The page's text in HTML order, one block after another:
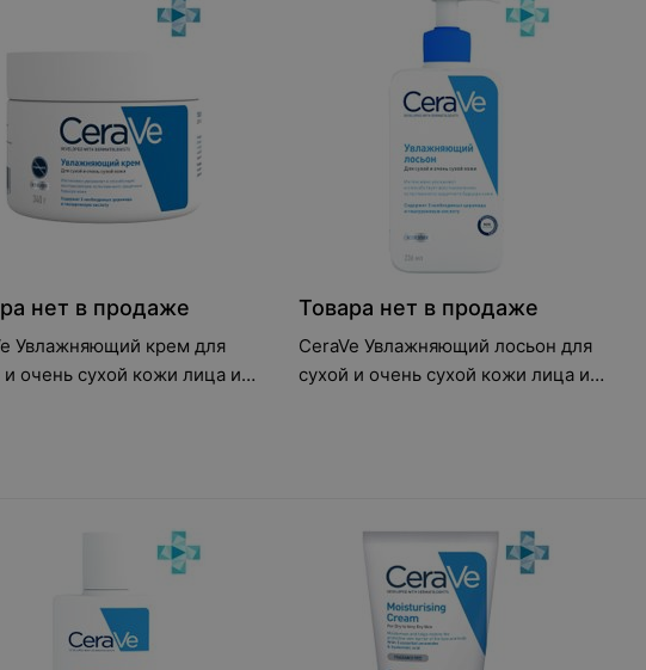
нет в продаже
Увлажняющий крем для
и очень сухой кожи лица и
Товара нет в продаже
CeraVe Увлажняющий лосьон для
сухой и очень сухой кожи лица и